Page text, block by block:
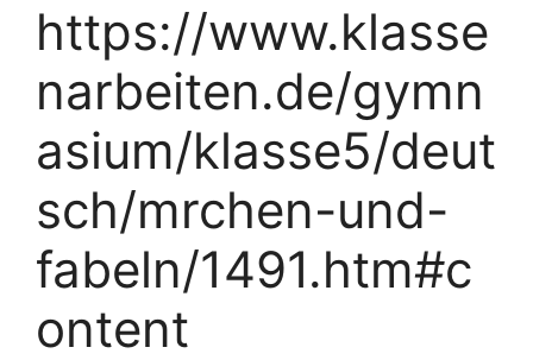
https://www.klasse
narbeiten.de/gymn
asium/klasse5/deut
sch/mrchen-und-
fabeln/1491.htm#c
ontent